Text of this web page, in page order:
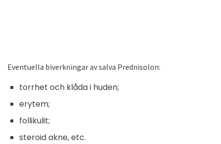
Eventuella biverkningar av salva Prednisolon:
torrhet och klåda i huden;
erytem;
follikulit;
steroid akne, etc.